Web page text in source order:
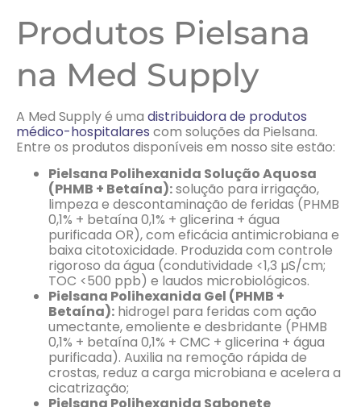
Produtos Pielsana
na Med Supply
A Med Supply é uma distribuidora de produtos
médico-hospitalares com soluções da Pielsana.
Entre os produtos disponíveis em nosso site estão:
Pielsana Polihexanida Solução Aquosa
(PHMB + Betaína):solução para irrigação,
limpeza e descontaminação de feridas (PHMB
0,1% + betaína 0,1% + glicerina + água
purificada OR), com eficácia antimicrobiana e
baixa citotoxicidade. Produzida com controle
rigoroso da água (condutividade <1,3 µS/cm;
TOC <500 ppb) e laudos microbiológicos.
Pielsana Polihexanida Gel (PHMB +
Betaína): hidrogel para feridas com ação
umectante, emoliente e desbridante (PHMB
0,1% + betaína 0,1% + CMC + glicerina + água
purificada). Auxilia na remoção rápida de
crostas, reduz a carga microbiana e acelera a
cicatrização;